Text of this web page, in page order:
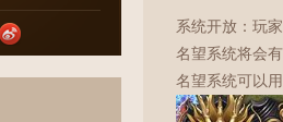
系统开放：玩
名望系统将会
名望系统可以